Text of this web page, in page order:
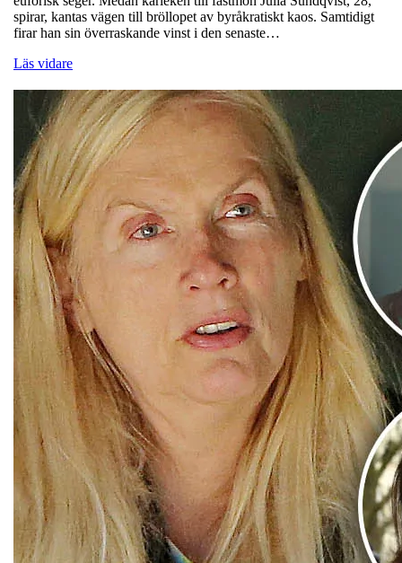
spirar, kantas vägen till bröllopet av byråkratiskt kaos. Samtidigt
firar han sin överraskande vinst i den senaste…
Läs vidare